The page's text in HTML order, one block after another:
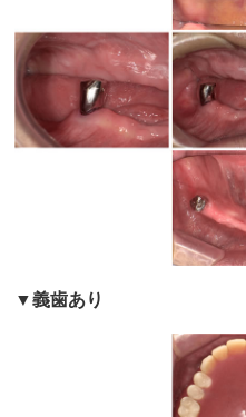
▼義歯あり